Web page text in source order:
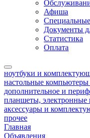
Афиша
Документы
Статистика
Оплата
ноутбуки и
настольные
дополнительное и
планшеты, электронные
аксессуары и
прочее
Главная
Объявления